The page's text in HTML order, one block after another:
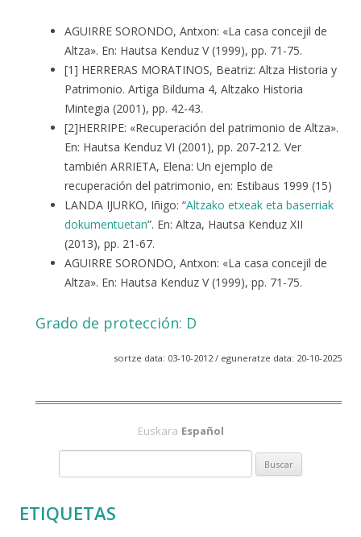
AGUIRRE SORONDO, Antxon: «La casa concejil de
Altza». En: Hautsa Kenduz V (1999), pp. 71-75.
[1] HERRERAS MORATINOS, Beatriz: Altza Historia y
Patrimonio. Artiga Bilduma 4, Altzako Historia
Mintegia (2001), pp. 42-43.
[2]HERRIPE: «Recuperación del patrimonio de Altza».
En: Hautsa Kenduz VI (2001), pp. 207-212. Ver
también ARRIETA, Elena: Un ejemplo de
recuperación del patrimonio, en: Estibaus 1999 (15)
LANDA IJURKO, Iñigo: “Altzako etxeak eta baserriak
dokumentuetan”. En: Altza, Hautsa Kenduz XII
(2013), pp. 21-67.
AGUIRRE SORONDO, Antxon: «La casa concejil de
Altza». En: Hautsa Kenduz V (1999), pp. 71-75.
Grado de protección: D
sortze data: 03-10-2012 / eguneratze data: 20-10-2025
Euskara Español
cETIQUETAS